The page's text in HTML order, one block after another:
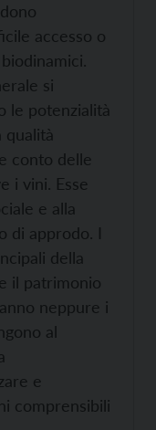
accesso o
si
le potenzialità
qualità
conto delle
i vini. Esse
e alla
di approdo. I
della
il patrimonio
neppure i
al
e
comprensibili